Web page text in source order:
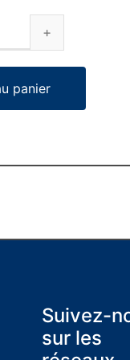
panier
Suivez-
sur les